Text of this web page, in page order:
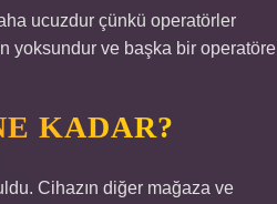
ucuzdur çünkü operatörler
yoksundur ve başka bir operatöre
KADAR?
Cihazın diğer mağaza ve